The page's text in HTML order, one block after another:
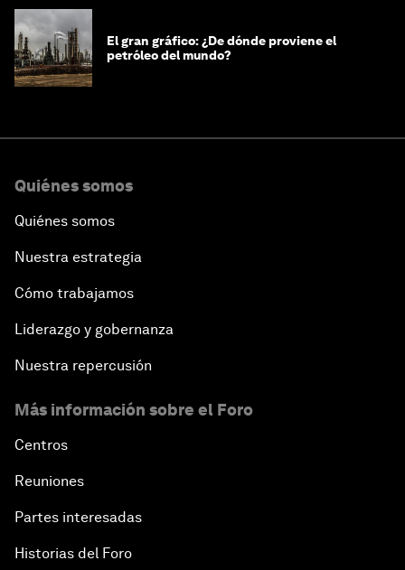
El gran gráfico: ¿De dónde proviene el
petróleo del mundo?
Quiénes somos
Quiénes somos
Nuestra estrategia
Cómo trabajamos
Liderazgo y gobernanza
Nuestra repercusión
Más información sobre el Foro
Centros
Reuniones
Partes interesadas
Historias del Foro